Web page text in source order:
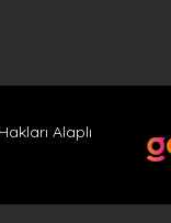
Alaplı